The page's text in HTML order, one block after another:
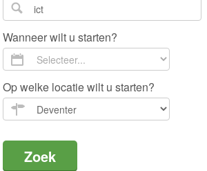
Wanneer wilt u starten?
Op welke locatie wilt u starten?